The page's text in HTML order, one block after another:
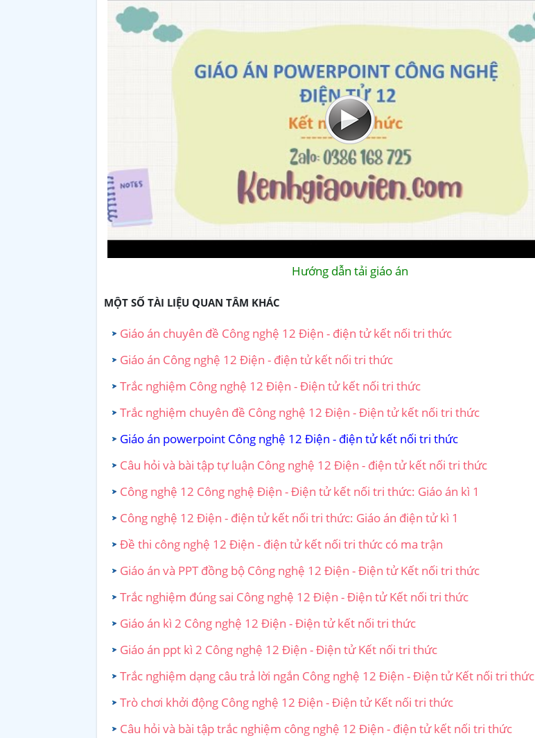
Hướng dẫn tải giáo án
MỘT SỐ TÀI LIỆU QUAN TÂM KHÁC
Giáo án chuyên đề Công nghệ 12 Điện - điện tử kết nối tri thức
Giáo án Công nghệ 12 Điện - điện tử kết nối tri thức
Trắc nghiệm Công nghệ 12 Điện - Điện tử kết nối tri thức
Trắc nghiệm chuyên đề Công nghệ 12 Điện - Điện tử kết nối tri thức
Giáo án powerpoint Công nghệ 12 Điện - điện tử kết nối tri thức
Câu hỏi và bài tập tự luận Công nghệ 12 Điện - điện tử kết nối tri thức
Công nghệ 12 Công nghệ Điện - Điện tử kết nối tri thức: Giáo án kì 1
Công nghệ 12 Điện - điện tử kết nối tri thức: Giáo án điện tử kì 1
Đề thi công nghệ 12 Điện - điện tử kết nối tri thức có ma trận
Giáo án và PPT đồng bộ Công nghệ 12 Điện - Điện tử Kết nối tri thức
Trắc nghiệm đúng sai Công nghệ 12 Điện - Điện tử Kết nối tri thức
Giáo án kì 2 Công nghệ 12 Điện - Điện tử kết nối tri thức
Giáo án ppt kì 2 Công nghệ 12 Điện - Điện tử Kết nối tri thức
Trắc nghiệm dạng câu trả lời ngắn Công nghệ 12 Điện - Điện tử Kết nối tri thức
Trò chơi khởi động Công nghệ 12 Điện - Điện tử Kết nối tri thức
Câu hỏi và bài tập trắc nghiệm công nghệ 12 Điện - điện tử kết nối tri thức